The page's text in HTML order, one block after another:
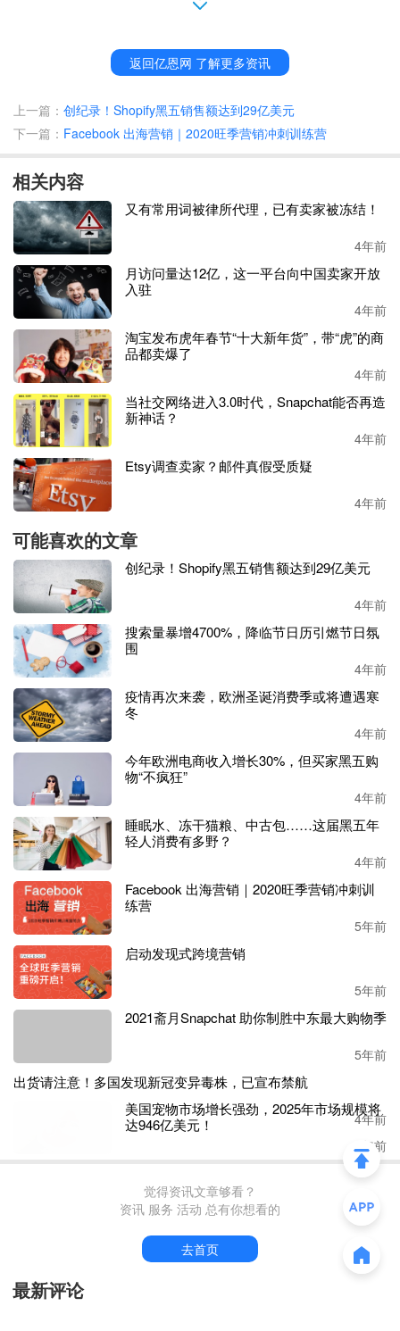
。网一期间的电商销售额将在102亿至113亿美元
Adobe的报告还发现，先买后付（BNPL）的使用量出现了
飙升： 11月BNPL总支出和订单量分别比2019年增长422%和
的数据，在黑五的所有在线订单中，有
服务。11月份，路边 取货的使用量 比 疫情 前增长了 78%。
移动端购物销售额
44.4%，同比增长10.
6%。数据显示，大多数消费者更愿意先在手机上浏览优
惠，然后再在台式机上购物，与电脑端
相比，智能手机的访
问量占62.2%，比2020年增长了2.2%。
返回亿恩网 了解更多资讯
上一篇： 创纪录！Shopify黑五销售额达到29亿美元
下一篇： Facebook 出海营销｜2020旺季营销冲刺训练营
相关内容
又有常用词被律所代理，已有卖家被冻结！
4年前
月访问量达12亿，这一平台向中国卖家开放
入驻
4年前
淘宝发布虎年春节“十大新年货”，带“虎”的商
品都卖爆了
4年前
当社交网络进入3.0时代，Snapchat能否再造
新神话？
4年前
Etsy调查卖家？邮件真假受质疑
4年前
可能喜欢的文章
创纪录！Shopify黑五销售额达到29亿美元
4年前
搜索量暴增4700%，降临节日历引燃节日氛
围
4年前
疫情再次来袭，欧洲圣诞消费季或将遭遇寒
冬
4年前
今年欧洲电商收入增长30%，但买家黑五购
物“不疯狂”
4年前
睡眠水、冻干猫粮、中古包……这届黑五年
轻人消费有多野？
4年前
Facebook 出海营销｜2020旺季营销冲刺训
练营
5年前
启动发现式跨境营销
5年前
2021斋月Snapchat 助你制胜中东最大购物季
5年前
出货请注意！多国发现新冠变异毒株，已宣
布禁航
4年前
美国宠物市场增长强劲，2025年市场规模将
资讯 服务 活动 总有你想看的